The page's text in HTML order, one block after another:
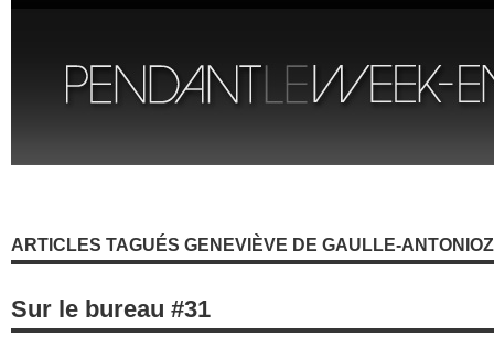
ARTICLES TAGUÉS GENEVIÈVE DE GAULLE-ANTONIOZ
Sur le bureau #31